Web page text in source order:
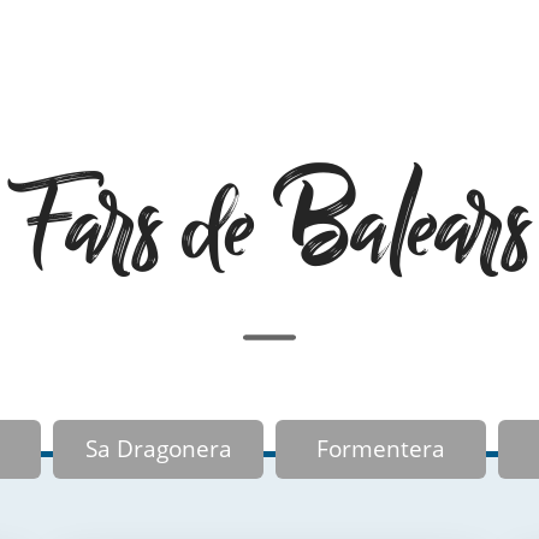
Fars de Balears
Sa Dragonera Formentera